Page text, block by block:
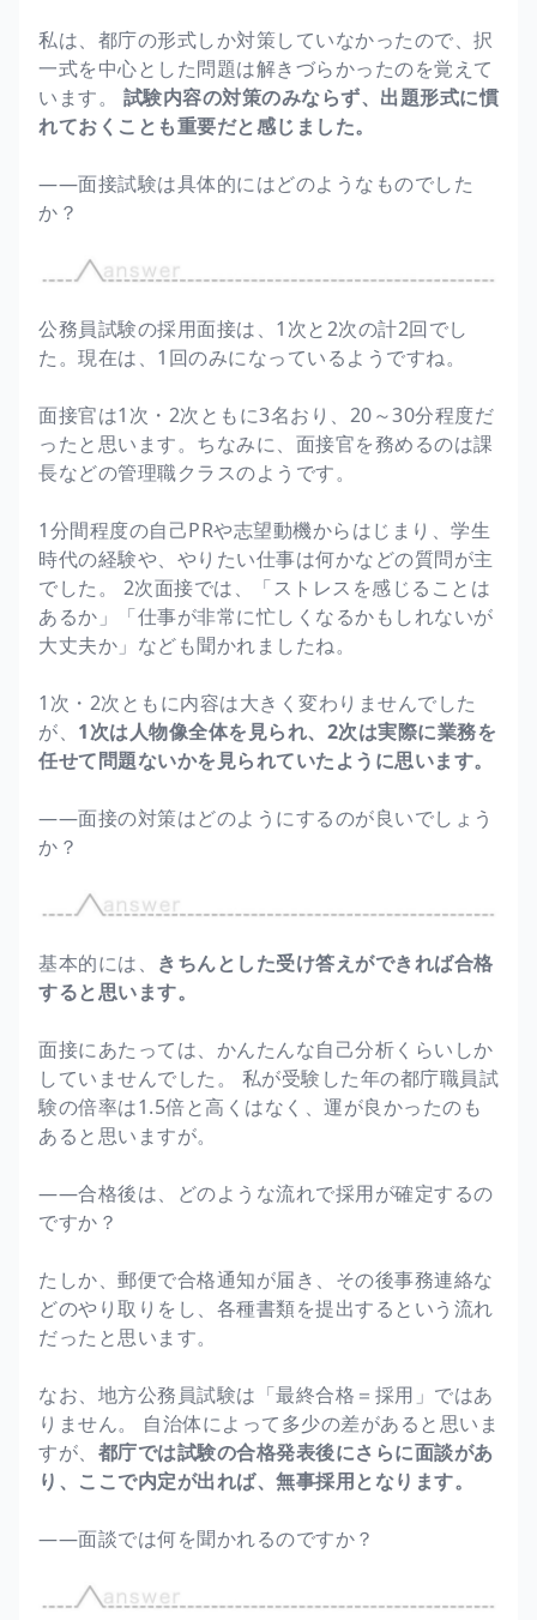
私は、都庁の形式しか対策していなかったので、択
一式を中心とした問題は解きづらかったのを覚えて
います。 試験内容の対策のみならず、出題形式に慣
れておくことも重要だと感じました。
――面接試験は具体的にはどのようなものでした
か？
公務員試験の採用面接は、1次と2次の計2回でし
た。現在は、1回のみになっているようですね。
面接官は1次・2次ともに3名おり、20～30分程度だ
ったと思います。ちなみに、面接官を務めるのは課
長などの管理職クラスのようです。
1分間程度の自己PRや志望動機からはじまり、学生
時代の経験や、やりたい仕事は何かなどの質問が主
でした。 2次面接では、「ストレスを感じることは
あるか」「仕事が非常に忙しくなるかもしれないが
大丈夫か」なども聞かれましたね。
1次・2次ともに内容は大きく変わりませんでした
が、 1次は人物像全体を見られ、2次は実際に業務を
任せて問題ないかを見られていたように思います。
――面接の対策はどのようにするのが良いでしょう
か？
基本的には、 きちんとした受け答えができれば合格
すると思います。
面接にあたっては、かんたんな自己分析くらいしか
していませんでした。 私が受験した年の都庁職員試
験の倍率は1.5倍と高くはなく、運が良かったのも
あると思いますが。
――合格後は、どのような流れで採用が確定するの
ですか？
たしか、郵便で合格通知が届き、その後事務連絡な
どのやり取りをし、各種書類を提出するという流れ
だったと思います。
なお、地方公務員試験は「最終合格＝採用」ではあ
りません。 自治体によって多少の差があると思いま
すが、 都庁では試験の合格発表後にさらに面談があ
り、ここで内定が出れば、無事採用となります。
――面談では何を聞かれるのですか？